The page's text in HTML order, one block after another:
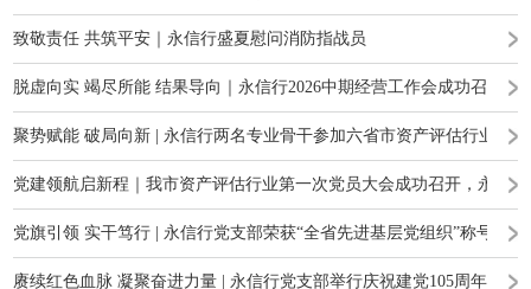
致敬责任 共筑平安｜永信行盛夏慰问消防指战员
脱虚向实 竭尽所能 结果导向｜永信行2026中期经营工作会成功召开
聚势赋能 破局向新 | 永信行两名专业骨干参加六省市资产评估行业高
党建领航启新程｜我市资产评估行业第一次党员大会成功召开，永信
党旗引领 实干笃行 | 永信行党支部荣获“全省先进基层党组织”称号
赓续红色血脉 凝聚奋进力量 | 永信行党支部举行庆祝建党105周年主题